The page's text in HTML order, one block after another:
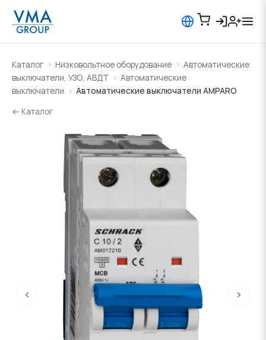
Каталог Низковольтное оборудование
Автоматические
выключатели, УЗО, АВДТ
Автоматические
выключатели
Автоматические выключатели AMPARO
← Каталог
‹ ›